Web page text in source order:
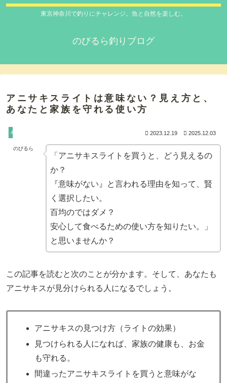
東京神奈川で釣りにチャレンジ。魚と自然を楽しむ。
のびるら釣りブログ
アニサキスライトは意味ない？見え方と、
あなたと家族を守れる使い方
4_魚の味わい方 2023.12.19 2025.12.03
のびるら
「アニサキスライトを買うと、どう見えるの
か？
『意味がない』と言われる理由を知って、賢
く選択したい。
百均のではダメ？
安心して食べるための使い方を知りたい。」
と思いませんか？
この記事を読むと次のことが分かます。そして、あなたも
アニサキスが見分けられる人になるでしょう。
アニサキスの見つけ方（ライトの効果）
見つけられる人になれば、家族の健康も、お金
も守れる。
間違ったアニサキスライトを買うと意味がな